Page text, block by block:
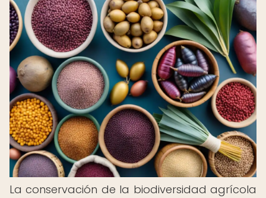
La conservación de la biodiversidad agrícola